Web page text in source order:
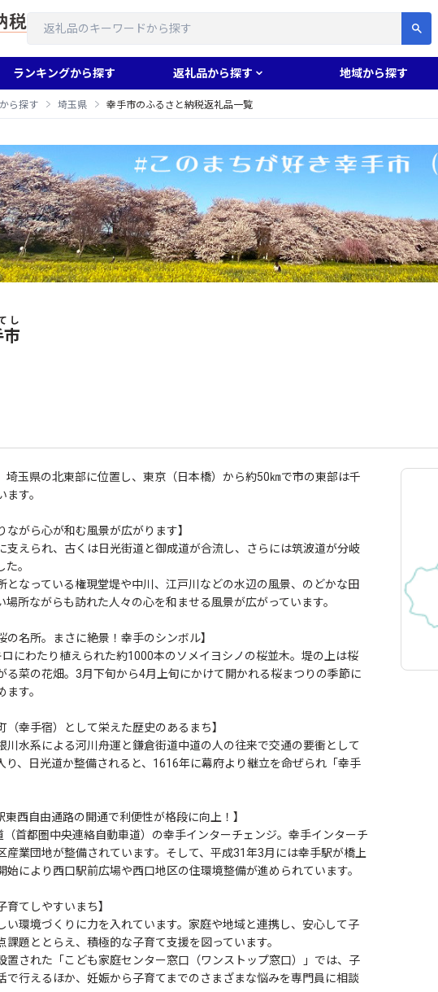
ランキングから探す 返礼品から探す 地域から探す
ら探す 埼玉県 幸手市のふるさと納税返礼品一覧
一覧
市
し
埼玉県の北東部に位置し、東京（日本橋）から約50㎞で市の東部は千
す。
ながら心が和む風景が広がります】
支えられ、古くは日光街道と御成道が合流し、さらには筑波道が分岐
。
となっている権現堂堤や中川、江戸川などの水辺の風景、のどかな田
所ながらも訪れた人々の心を和ませる風景が広がっています。
の名所。まさに絶景！幸手のシンボル】
にわたり植えられた約1000本のソメイヨシノの桜並木。堤の上は桜
る菜の花畑。3月下旬から4月上旬にかけて開かれる桜まつりの季節に
す。
（幸手宿）として栄えた歴史のあるまち】
川水系による河川舟運と鎌倉街道中道の人の往来で交通の要衝として
り、日光道か整備されると、1616年に幕府より継立を命ぜられ「幸手
東西自由通路の開通で利便性が格段に向上！】
首都圏中央連絡自動車道）の幸手インターチェンジ。幸手インターチ
産業団地が整備されています。そして、平成31年3月には幸手駅が橋上
により西口駅前広場や西口地区の住環境整備が進められています。
てしやすいまち】
い環境づくりに力を入れています。家庭や地域と連携し、安心して子
題ととらえ、積極的な子育て支援を図っています。
置された「こども家庭センター窓口（ワンストップ窓口）」では、子
で行えるほか、妊娠から子育てまでのさまざまな悩みを専門員に相談